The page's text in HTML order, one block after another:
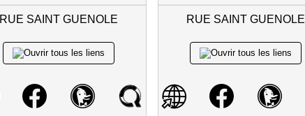
RUE SAINT GUENOLE RUE SAINT GUENOLE